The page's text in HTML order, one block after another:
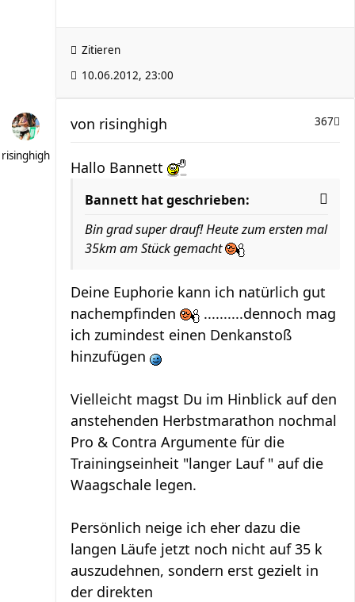
Zitieren
10.06.2012, 23:00
risinghigh
367
von risinghigh
Hallo Bannett
Bannett hat geschrieben:
Bin grad super drauf! Heute zum ersten mal
35km am Stück gemacht
Deine Euphorie kann ich natürlich gut
nachempfinden
..........dennoch mag
ich zumindest einen Denkanstoß
hinzufügen
Vielleicht magst Du im Hinblick auf den
anstehenden Herbstmarathon nochmal
Pro & Contra Argumente für die
Trainingseinheit "langer Lauf " auf die
Waagschale legen.
Persönlich neige ich eher dazu die
langen Läufe jetzt noch nicht auf 35 k
auszudehnen, sondern erst gezielt in
der direkten